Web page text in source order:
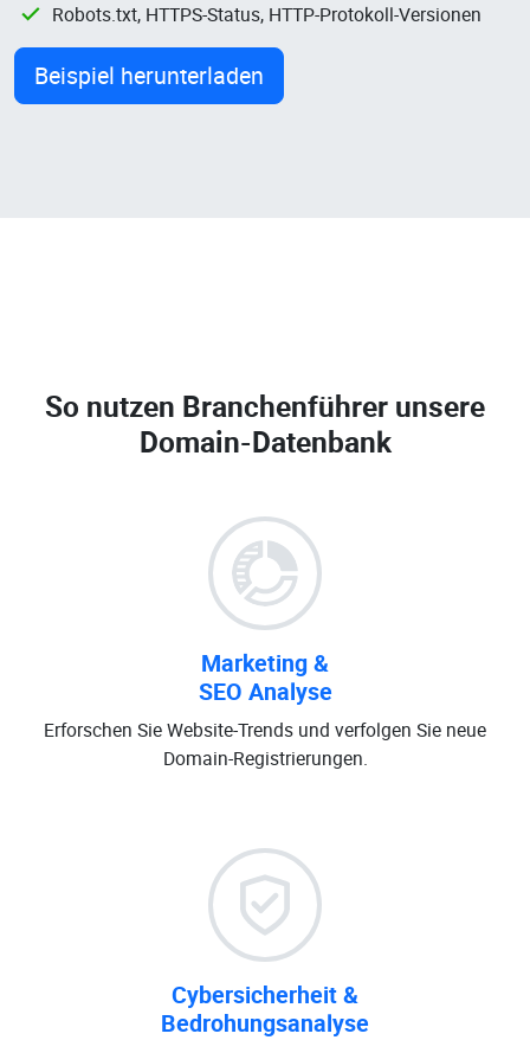
Robots.txt, HTTPS-Status, HTTP-Protokoll-Versionen
Beispiel herunterladen
So nutzen Branchenführer unsere
Domain-Datenbank
Marketing &
SEO Analyse
Erforschen Sie Website-Trends und verfolgen Sie neue
Domain-Registrierungen.
Cybersicherheit &
Bedrohungsanalyse